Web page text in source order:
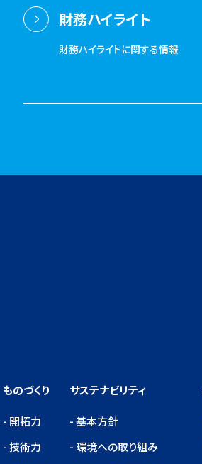
財務ハイライト
財務ハイライトに関する情報
ものづくり
開拓力
技術力
サステナビリティ
基本方針
環境への取り組み